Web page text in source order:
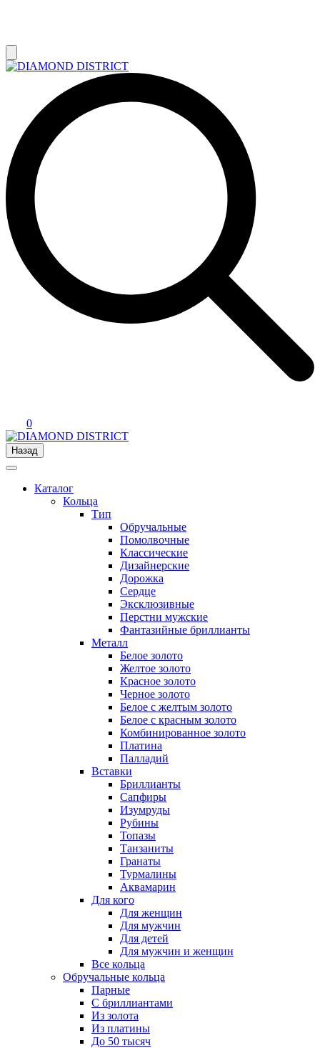
0
Назад
Каталог
Кольца
Тип
Обручальные
Помолвочные
Классические
Дизайнерские
Дорожка
Сердце
Эксклюзивные
Перстни мужские
Фантазийные бриллианты
Металл
Белое золото
Желтое золото
Красное золото
Черное золото
Белое с желтым золото
Белое с красным золото
Комбинированное золото
Платина
Палладий
Вставки
Бриллианты
Сапфиры
Изумруды
Рубины
Топазы
Танзаниты
Гранаты
Турмалины
Аквамарин
Для кого
Для женщин
Для мужчин
Для детей
Для мужчин и женщин
Все кольца
Обручальные кольца
Парные
С бриллиантами
Из золота
Из платины
До 50 тысяч